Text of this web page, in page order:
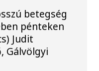
betegség
pénteken
Judit
Gálvölgyi